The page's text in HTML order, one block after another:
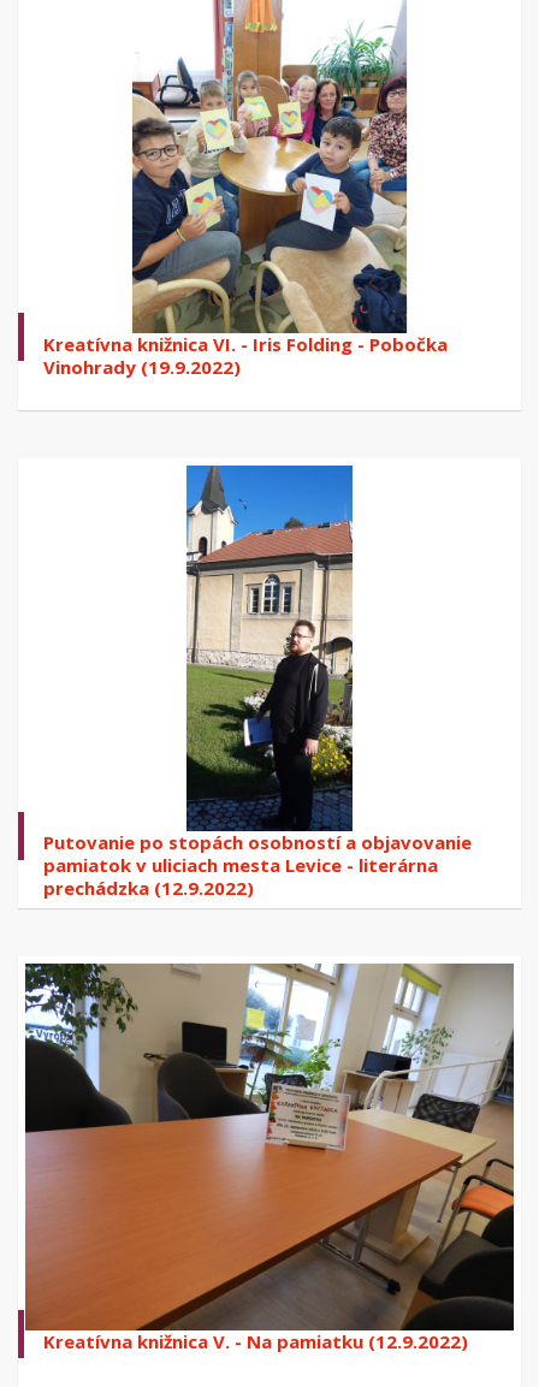
Kreatívna knižnica VI. - Iris Folding - Pobočka
Vinohrady (19.9.2022)
Putovanie po stopách osobností a objavovanie
pamiatok v uliciach mesta Levice - literárna
prechádzka (12.9.2022)
Kreatívna knižnica V. - Na pamiatku (12.9.2022)